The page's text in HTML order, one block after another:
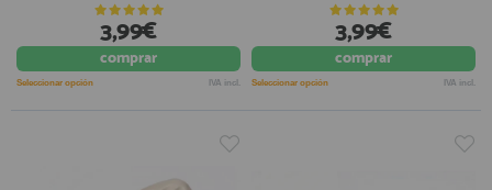
3,99€
comprar
Seleccionar opción IVA incl.
3,99€
comprar
Seleccionar opción IVA incl.